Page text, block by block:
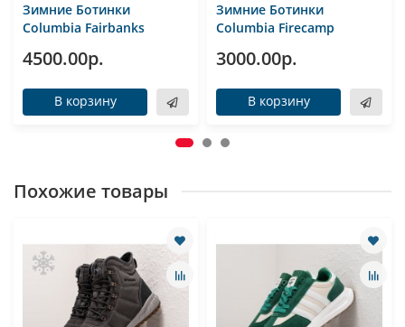
Зимние Ботинки
Columbia Fairbanks
4500.00р.
В корзину
Зимние Ботинки
Columbia Firecamp
3000.00р.
В корзину
Похожие товары